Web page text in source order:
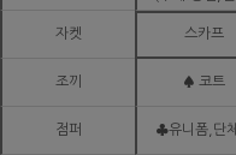
자켓 스카프
조끼 ♠ 코트
점퍼 ♣유니폼,단